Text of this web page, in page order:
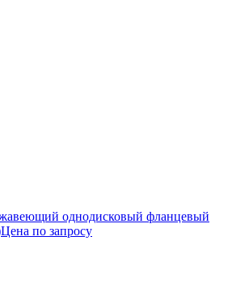
однодисковый фланцевый
Цена по запросу